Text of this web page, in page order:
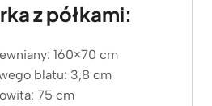
z półkami:
160×70 cm
blatu: 3,8 cm
75 cm